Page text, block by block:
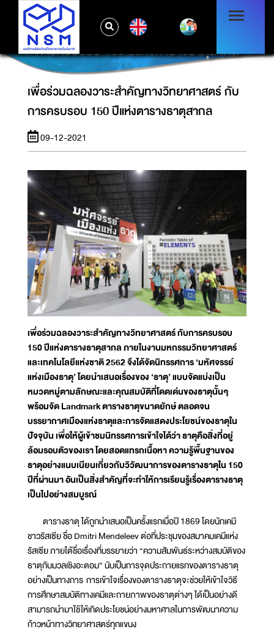
เพื่อร่วมฉลองวาระสำคัญทางวิทยาศาสตร์ กับ
การครบรอบ 150 ปีแห่งตารางธาตุสากล
เพื่อร่วมฉลองวาระสำคัญทางวิทยาศาสตร์ กับ
การครบรอบ 150 ปีแห่งตารางธาตุสากล
09-12-2021
เพื่อร่วมฉลองวาระสำคัญทางวิทยาศาสตร์ กับการครบรอบ
150 ปีแห่งตารางธาตุสากล ภายในงานมหกรรมวิทยาศาสตร์
และเทคโนโลยีแห่งชาติ 2562 จึงได้จัดนิทรรศการ ‘มหัศจรรย์
แห่งเมืองธาตุ’ โดยนำเสนอเรื่องของ ‘ธาตุ’ แบบจัดแบ่งเป็น
หมวดหมู่ตามลักษณะและคุณสมบัติที่โดดเด่นของธาตุนั้นๆ
พร้อมจัด Landmark ตารางธาตุขนาดยักษ์ ตลอดจน
บรรยากาศเมืองแห่งธาตุและการจัดแสดงประโยชน์ของธาตุใน
ปัจจุบัน เพื่อให้ผู้เข้าชมนิทรรศการเข้าใจได้ว่า ธาตุคือสิ่งที่อยู่
ล้อมรอบตัวของเรา โดยสอดแทรกเนื้อหา ความรู้พื้นฐานของ
ธาตุอย่างแนบเนียนเกี่ยวกับวิวัฒนาการของตารางธาตุใน 150
ปีที่ผ่านมา อันเป็นสิ่งสำคัญที่จะทำให้การเรียนรู้เรื่องตารางธาตุ
เป็นไปอย่างสมบูรณ์
ตารางธาตุ ได้ถูกนำเสนอเป็นครั้งแรกเมื่อปี 1869 โดยนักเคมี
ชาวรัสเซีย ชื่อ Dmitri Mendeleev ต่อที่ประชุมของสมาคมเคมีแห่ง
รัสเซีย ภายใต้ชื่อเรื่องที่บรรยายว่า “ความสัมพันธ์ระหว่างสมบัติของ
ธาตุกับมวลเชิงอะตอม” นับเป็นการจุดประกายแรกของตารางธาตุ
อย่างเป็นทางการ การเข้าใจเรื่องของตารางธาตุจะช่วยให้เข้าใจวิธี
การศึกษาสมบัติทางเคมีและกายภาพของธาตุต่างๆ ได้เป็นอย่างดี
สามารถนำมาใช้ให้เกิดประโยชน์อย่างมหาศาลในการพัฒนาความ
ก้าวหน้าทางวิทยาศาสตร์ทุกแขนง